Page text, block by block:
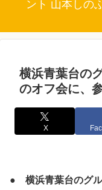
ント 山本しの
横浜青葉台の
のオフ会に、
X
● 横浜青葉台のグル